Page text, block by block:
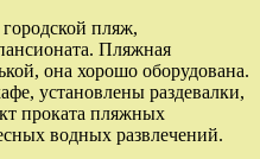
пляж,
Пляжная
она хорошо оборудована.
установлены раздевалки,
проката пляжных
водных развлечений.